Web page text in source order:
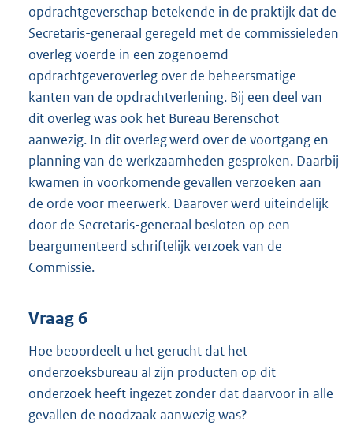
opdrachtgeverschap betekende in de praktijk dat de
Secretaris-generaal geregeld met de commissieleden
overleg voerde in een zogenoemd
opdrachtgeveroverleg over de beheersmatige
kanten van de opdrachtverlening. Bij een deel van
dit overleg was ook het Bureau Berenschot
aanwezig. In dit overleg werd over de voortgang en
planning van de werkzaamheden gesproken. Daarbij
kwamen in voorkomende gevallen verzoeken aan
de orde voor meerwerk. Daarover werd uiteindelijk
door de Secretaris-generaal besloten op een
beargumenteerd schriftelijk verzoek van de
Commissie.
Vraag 6
Hoe beoordeelt u het gerucht dat het
onderzoeksbureau al zijn producten op dit
onderzoek heeft ingezet zonder dat daarvoor in alle
gevallen de noodzaak aanwezig was?